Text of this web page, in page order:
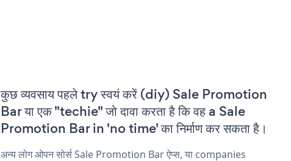
कुछ व्यवसाय पहले try स्वयं करें (diy) Sale Promotion
Bar या एक "techie" जो दावा करता है कि वह a Sale
Promotion Bar in 'no time' का निर्माण कर सकता है।
अन्य लोग ओपन सोर्स Sale Promotion Bar ऐप्स, या companies